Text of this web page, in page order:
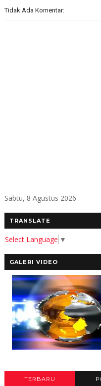
Tidak Ada Komentar:
Sabtu, 8 Agustus 2026
TRANSLATE
Select Language ▼
GALERI VIDEO
TERBARU